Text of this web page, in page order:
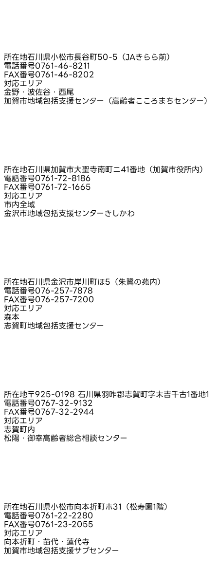
所在地石川県小松市長谷町50-5（JAきらら前）
電話番号0761-46-8211
FAX番号0761-46-8202
対応エリア
金野・波佐谷・西尾
加賀市地域包括支援センター（高齢者こころまちセンター）
所在地石川県加賀市大聖寺南町ニ41番地（加賀市役所内）
電話番号0761-72-8186
FAX番号0761-72-1665
対応エリア
市内全域
金沢市地域包括支援センターきしかわ
所在地石川県金沢市岸川町ほ5（朱鷺の苑内）
電話番号076-257-7878
FAX番号076-257-7200
対応エリア
森本
志賀町地域包括支援センター
所在地〒925-0198 石川県羽咋郡志賀町字末吉千古1番地1
電話番号0767-32-9132
FAX番号0767-32-2944
対応エリア
志賀町内
松陽・御幸高齢者総合相談センター
所在地石川県小松市向本折町ホ31（松寿園1階）
電話番号0761-22-2280
FAX番号0761-23-2055
対応エリア
向本折町・苗代・蓮代寺
加賀市地域包括支援サブセンター